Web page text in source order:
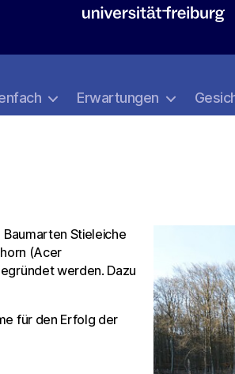
Erwartungen
Stieleiche
(Acer
werden. Dazu
für den Erfolg der